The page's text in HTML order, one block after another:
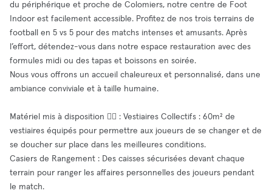
du périphérique et proche de Colomiers, notre centre de Foot
Indoor est facilement accessible. Profitez de nos trois terrains de
football en 5 vs 5 pour des matchs intenses et amusants. Après
l’effort, détendez-vous dans notre espace restauration avec des
formules midi ou des tapas et boissons en soirée.
Nous vous offrons un accueil chaleureux et personnalisé, dans une
ambiance conviviale et à taille humaine.
Matériel mis à disposition 🧘‍♂️ : Vestiaires Collectifs : 60m² de
vestiaires équipés pour permettre aux joueurs de se changer et de
se doucher sur place dans les meilleures conditions.
Casiers de Rangement : Des caisses sécurisées devant chaque
terrain pour ranger les affaires personnelles des joueurs pendant
le match.